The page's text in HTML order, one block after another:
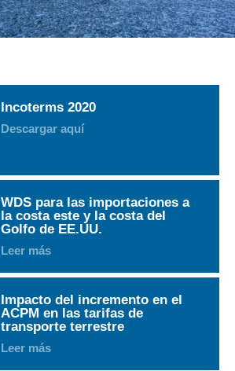
Incoterms 2020
Descargar aquí
WDS para las importaciones a
la costa este y la costa del
Golfo de EE.UU.
Leer más
Impacto del incremento en el
ACPM en las tarifas de
transporte terrestre
Leer más